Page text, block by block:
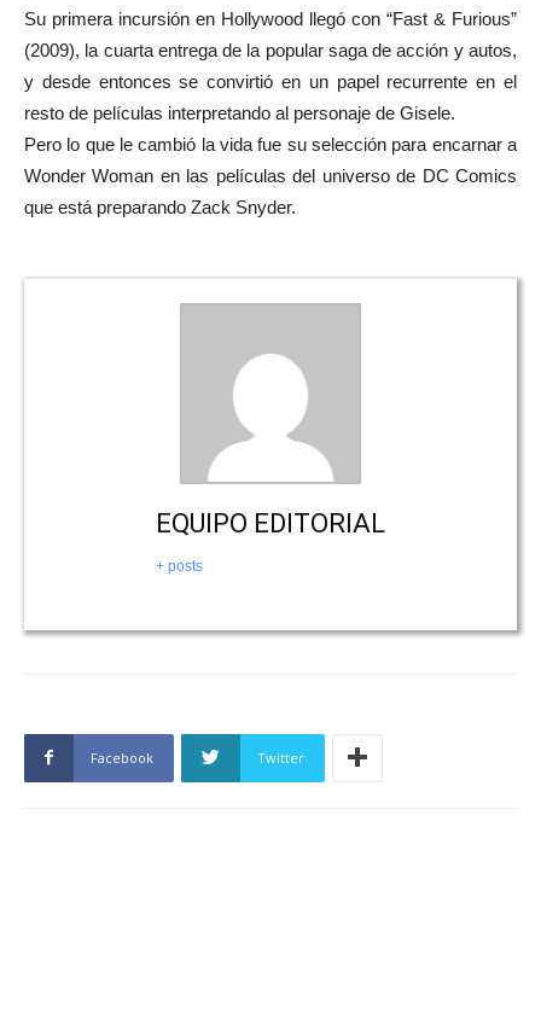
Su primera incursión en Hollywood llegó con “Fast & Furious”
(2009), la cuarta entrega de la popular saga de acción y autos,
y desde entonces se convirtió en un papel recurrente en el
resto de películas interpretando al personaje de Gisele.
Pero lo que le cambió la vida fue su selección para encarnar a
Wonder Woman en las películas del universo de DC Comics
que está preparando Zack Snyder.
EQUIPO EDITORIAL
+ posts
Facebook Twitter